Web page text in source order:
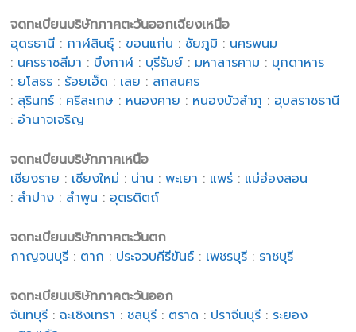
จดทะเบียนบริษัทภาคตะวันออกเฉียงเหนือ
อุดรธานี : กาฬสินธุ์ : ขอนแก่น : ชัยภูมิ : นครพนม
: นครราชสีมา : บึงกาฬ : บุรีรัมย์ : มหาสารคาม : มุกดาหาร
: ยโสธร : ร้อยเอ็ด : เลย : สกลนคร
: สุรินทร์ : ศรีสะเกษ : หนองคาย : หนองบัวลำภู : อุบลราชธานี
: อำนาจเจริญ
จดทะเบียนบริษัทภาคเหนือ
เชียงราย : เชียงใหม่ : น่าน :พะเยา : แพร่ : แม่ฮ่องสอน
: ลำปาง : ลำพูน : อุตรดิตถ์
จดทะเบียนบริษัทภาคตะวันตก
กาญจนบุรี : ตาก : ประจวบคีรีขันธ์ : เพชรบุรี : ราชบุรี
จดทะเบียนบริษัทภาคตะวันออก
จันทบุรี : ฉะเชิงเทรา : ชลบุรี : ตราด : ปราจีนบุรี : ระยอง